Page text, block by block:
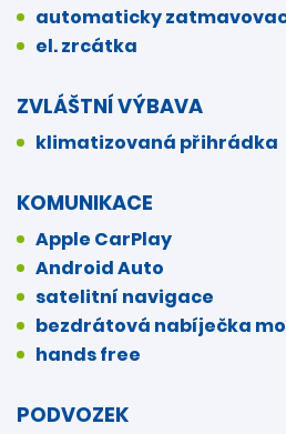
automaticky
el. zrcátka
ZVLÁŠTNÍ VÝBAVA
klimatizovaná přihrádka
KOMUNIKACE
Apple CarPlay
Android Auto
satelitní navigace
bezdrátová nabíječka
hands free
PODVOZEK